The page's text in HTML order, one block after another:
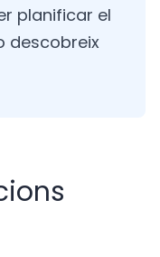
planificar el
descobreix